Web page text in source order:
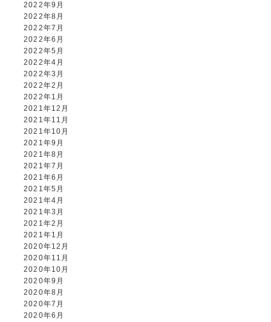
2022年9月
2022年8月
2022年7月
2022年6月
2022年5月
2022年4月
2022年3月
2022年2月
2022年1月
2021年12月
2021年11月
2021年10月
2021年9月
2021年8月
2021年7月
2021年6月
2021年5月
2021年4月
2021年3月
2021年2月
2021年1月
2020年12月
2020年11月
2020年10月
2020年9月
2020年8月
2020年7月
2020年6月